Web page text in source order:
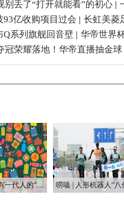
别丢了“打开就能看”的初心 |
93亿收购项目过会 | 长虹美菱
Q系列旗舰回音壁 | 华帝世界
冠荣耀落地！华帝直播抽金球
唠嗑 | 一代人有一代人的“鸡蛋”要领